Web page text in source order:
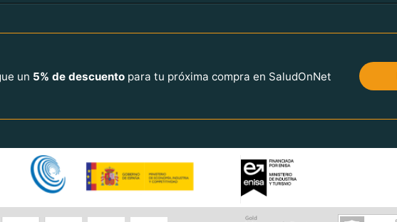
un 5% de descuentopara tu próxima compra en SaludOnNet